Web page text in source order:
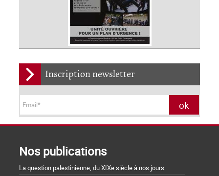
Inscription newsletter
Nos publications
La question palestinienne, du XIXe siècle à nos jours